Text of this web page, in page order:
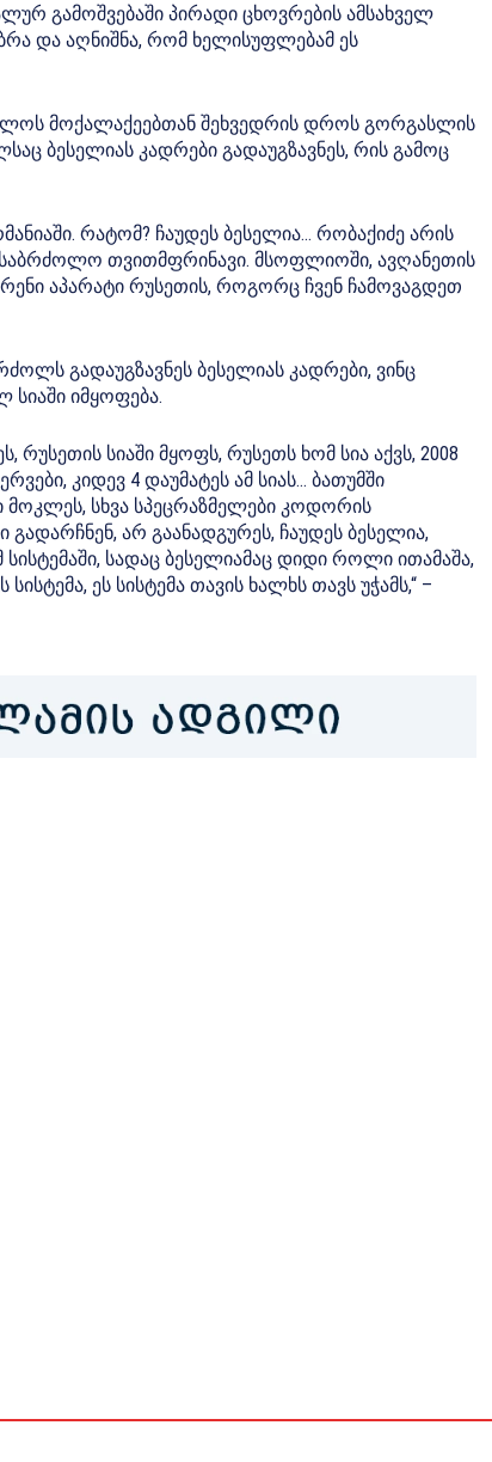
გამოშვებაში პირადი ცხოვრების ამსახველ
და აღნიშნა, რომ ხელისუფლებამ ეს
მოქალაქეებთან შეხვედრის დროს გორგასლის
ბესელიას კადრები გადაუგზავნეს, რის გამოც
რატომ? ჩაუდეს ბესელია… რობაქიძე არის
თვითმფრინავი. მსოფლიოში, ავღანეთის
აპარატი რუსეთის, როგორც ჩვენ ჩამოვაგდეთ
გადაუგზავნეს ბესელიას კადრები, ვინც
სიაში იმყოფება.
რუსეთის სიაში მყოფს, რუსეთს ხომ სია აქვს, 2008
კიდევ 4 დაუმატეს ამ სიას… ბათუმში
მოკლეს, სხვა სპეცრაზმელები კოდორის
გადარჩნენ, არ გაანადგურეს, ჩაუდეს ბესელია,
სისტემაში, სადაც ბესელიამაც დიდი როლი ითამაშა,
ეს სისტემა თავის ხალხს თავს უჭამს,“ –